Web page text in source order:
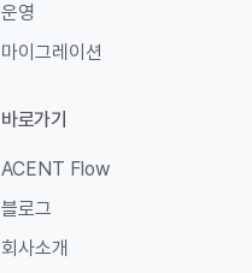
운영
마이그레이션
바로가기
ACENT Flow
블로그
회사소개